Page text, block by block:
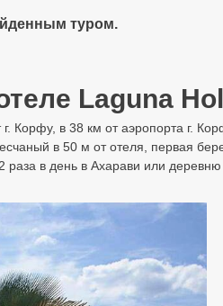
туром.
Laguna
Корфу, в 38 км от аэропорта г.
в 50 м от отеля, первая
в день в Ахарави или деревню